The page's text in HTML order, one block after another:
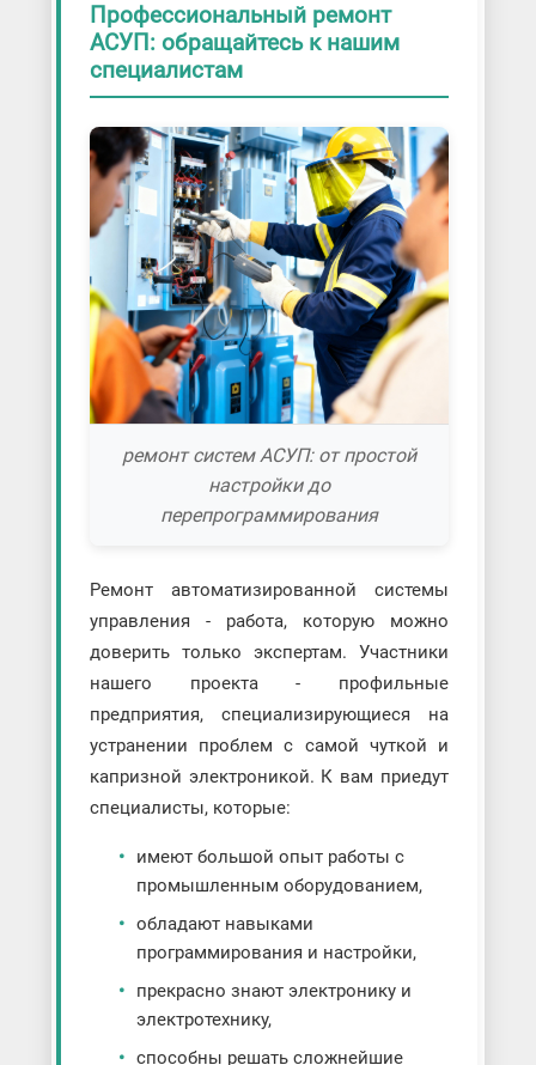
Профессиональный ремонт
АСУП: обращайтесь к нашим
специалистам
ремонт систем АСУП: от простой
настройки до
перепрограммирования
Ремонт автоматизированной системы
управления - работа, которую можно
доверить только экспертам. Участники
нашего проекта - профильные
предприятия, специализирующиеся на
устранении проблем с самой чуткой и
капризной электроникой. К вам приедут
специалисты, которые:
имеют большой опыт работы с
промышленным оборудованием,
обладают навыками
программирования и настройки,
прекрасно знают электронику и
электротехнику,
способны решать сложнейшие